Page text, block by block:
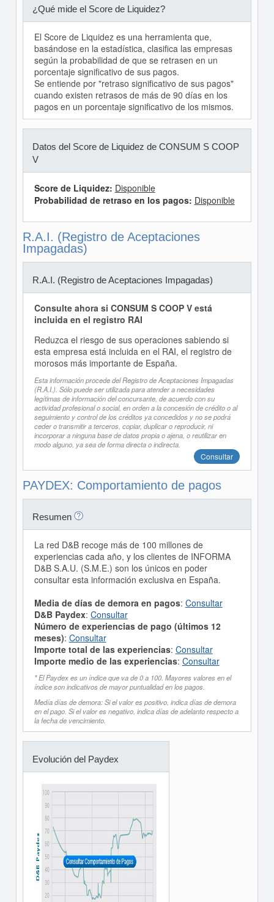
¿Qué mide el Score de Liquidez?
El Score de Liquidez es una herramienta que,
basándose en la estadística, clasifica las empresas
según la probabilidad de que se retrasen en un
porcentaje significativo de sus pagos.
Se entiende por "retraso significativo de sus pagos"
cuando existen retrasos de más de 90 días en los
pagos en un porcentaje significativo de los mismos.
Datos del Score de Liquidez de CONSUM S COOP
V
Score de Liquidez: Disponible
Probabilidad de retraso en los pagos: Disponible
R.A.I. (Registro de Aceptaciones
Impagadas)
R.A.I. (Registro de Aceptaciones Impagadas)
Consulte ahora si CONSUM S COOP V está
incluida en el registro RAI
Reduzca el riesgo de sus operaciones sabiendo si
esta empresa está incluida en el RAI, el registro de
morosos más importante de España.
Esta información procede del Registro de Aceptaciones Impagadas
(R.A.I.). Sólo puede ser utilizada para atender a necesidades
legítimas de información del concursante, de acuerdo con su
actividad profesional o social, en orden a la concesión de crédito o al
seguimiento y control de los créditos ya concedidos y no se podrá
ceder o transmitir a terceros, copiar, duplicar o reproducir, ni
incorporar a ninguna base de datos propia o ajena, o reutilizar en
modo alguno, ya sea de forma directa o indirecta.
Consultar
PAYDEX: Comportamiento de pagos
Resumen
La red D&B recoge más de 100 millones de
experiencias cada año, y los clientes de INFORMA
D&B S.A.U. (S.M.E.) son los únicos en poder
consultar esta información exclusiva en España.
Media de días de demora en pagos: Consultar
D&B Paydex: Consultar
Número de experiencias de pago (últimos 12
meses): Consultar
Importe total de las experiencias: Consultar
Importe medio de las experiencias: Consultar
* El Paydex es un índice que va de 0 a 100. Mayores valores en el
índice son indicativos de mayor puntualidad en los pagos.
Medía días de demora: Si el valor es positivo, indica días de demora
en el pago. Si el valor es negativo, indica días de adelanto respecto a
la fecha de vencimiento.
Evolución del Paydex